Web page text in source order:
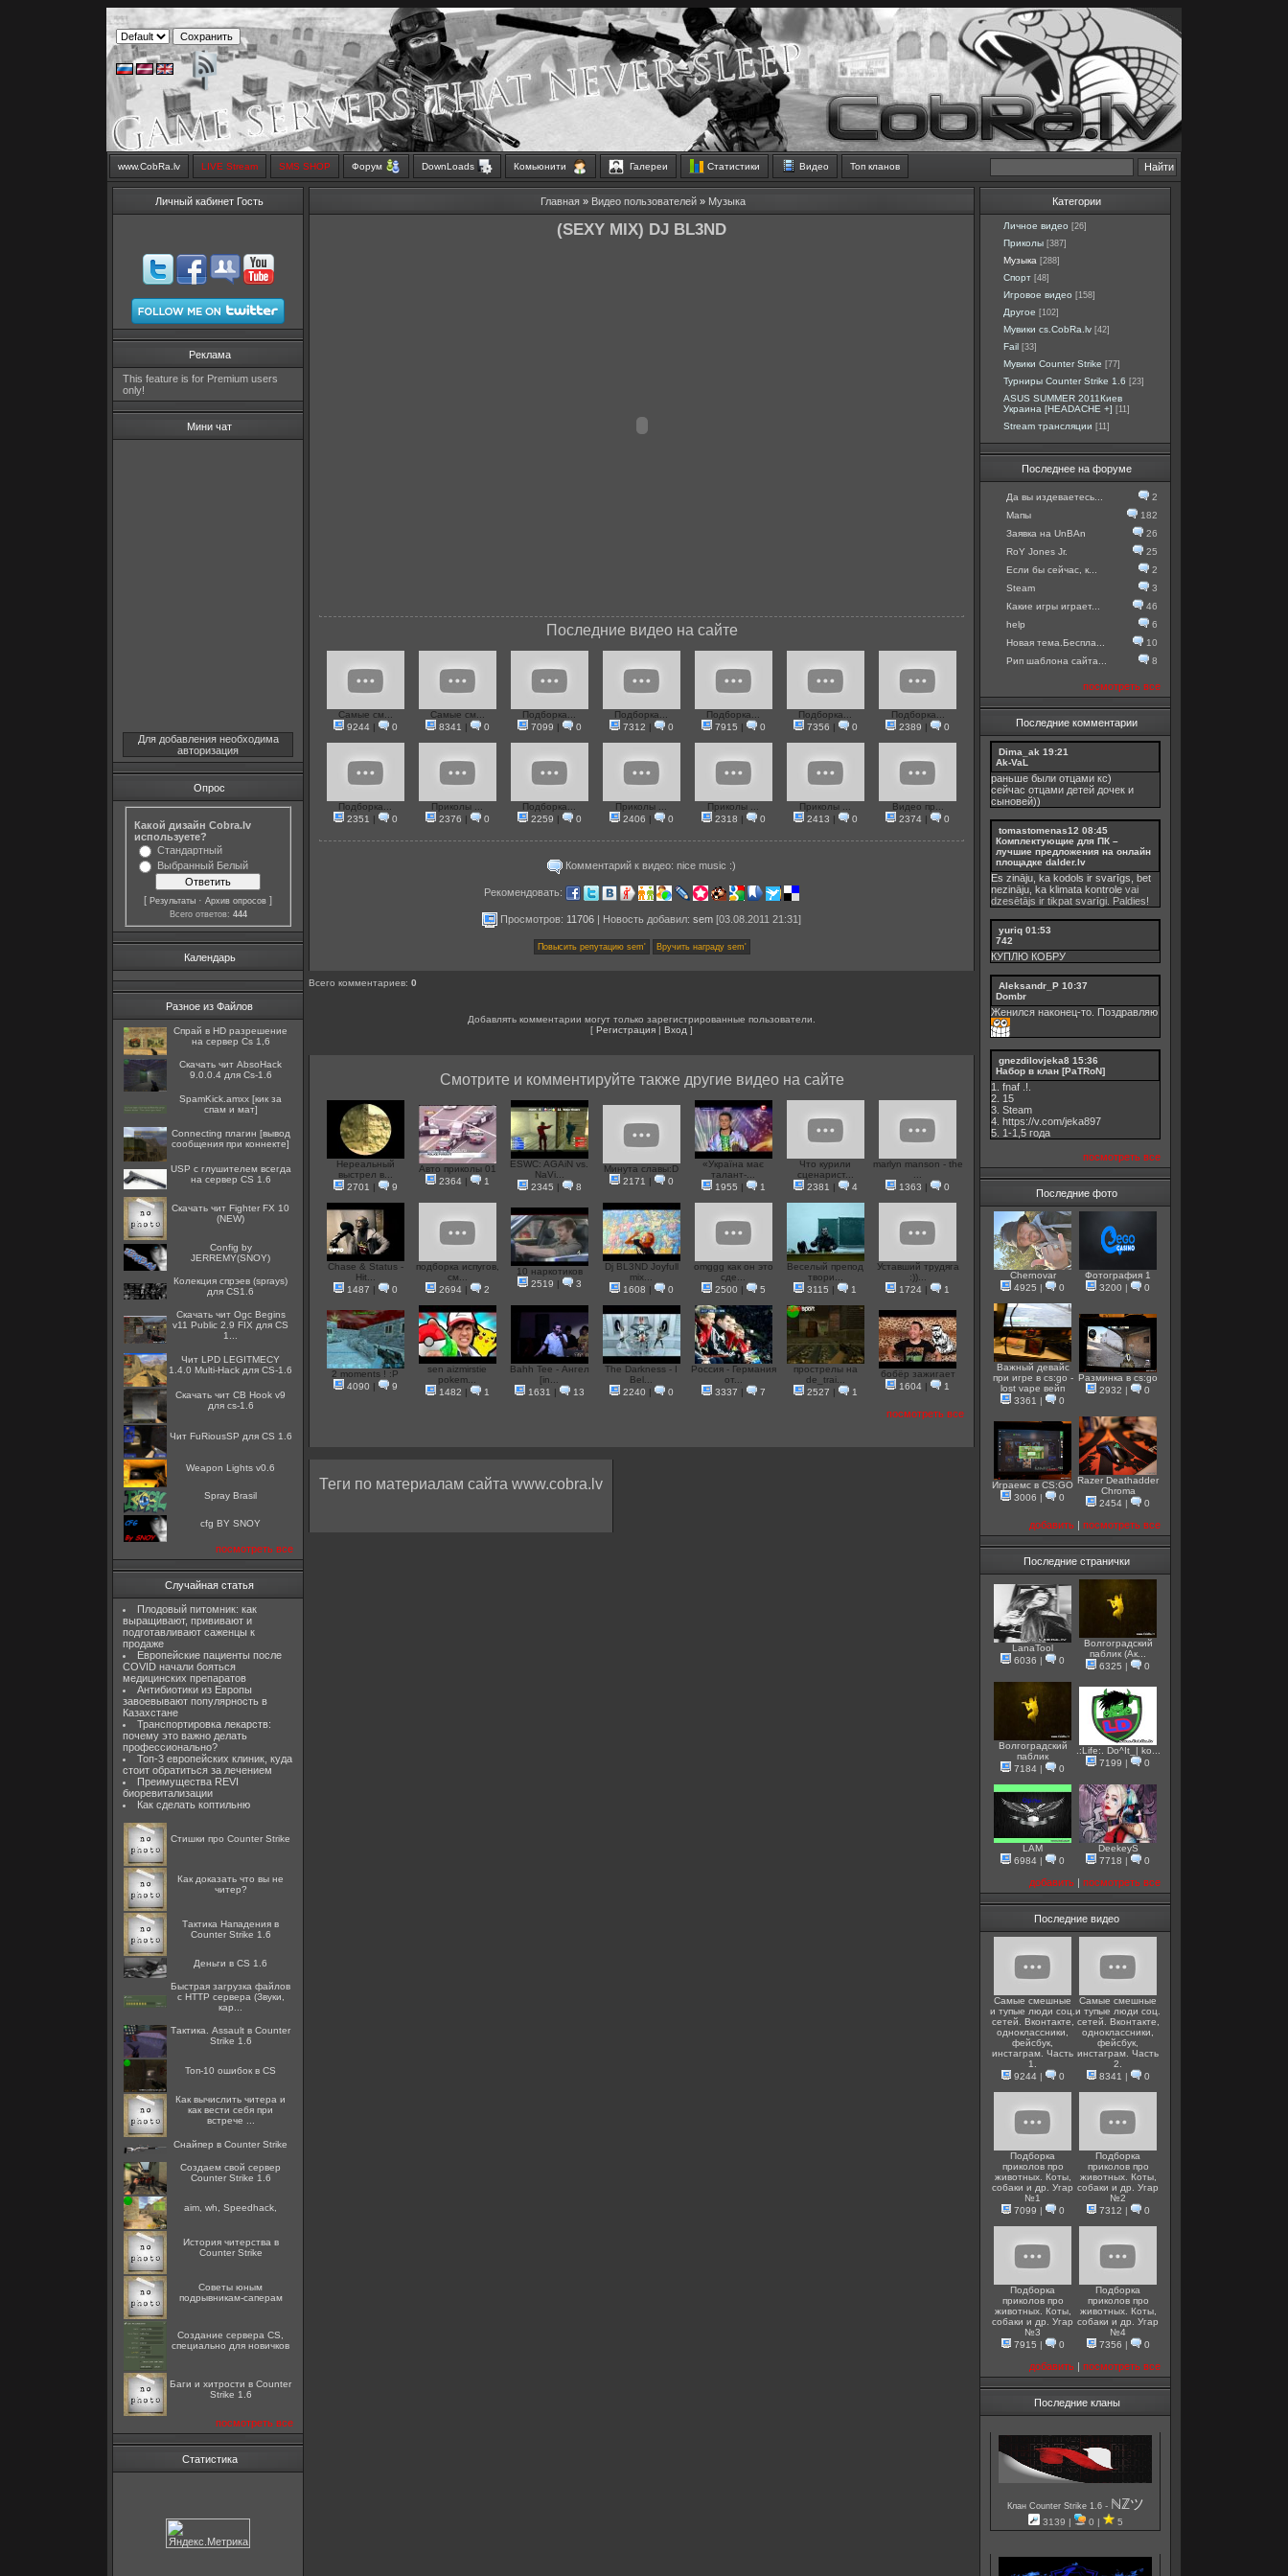
www.CobRa.lv LIVE Stream SMS SHOP Форум DownLoads Комьюнити Галереи Статистики Видео Топ кланов
Личный кабинет Гость
Реклама
This feature is for Premium users
only!
Мини чат
Для добавления необходима
авторизация
Опрос
Какой дизайн Cobra.lv
используете?
Стандартный
Выбранный Белый
[ Результаты · Архив опросов ]
Всего ответов: 444
Календарь
Разное из Файлов
Спрай в HD разрешение
на сервер Cs 1,6
Скачать чит AbsoHack
9.0.0.4 для Cs-1.6
SpamKick.amxx [кик за
спам и мат]
Connecting плагин [вывод
сообщения при коннекте]
USP с глушителем всегда
на сервер CS 1.6
Скачать чит Fighter FX 10
(NEW)
Config by
JERREMY(SNOY)
Колекция спрэев (sprays)
для CS1.6
Скачать чит Ogc Begins
v11 Public 2.9 FIX для CS
1...
Чит LPD LEGITMECY
1.4.0 Multi-Hack для CS-1.6
Скачать чит CB Hook v9
для cs-1.6
Чит FuRiousSP для CS 1.6
Weapon Lights v0.6
Spray Brasil
cfg BY SNOY
посмотреть все
Случайная статья
Плодовый питомник: как
выращивают, прививают и
подготавливают саженцы к
продаже
Европейские пациенты после
COVID начали бояться
медицинских препаратов
Антибиотики из Европы
завоевывают популярность в
Казахстане
Транспортировка лекарств:
почему это важно делать
профессионально?
Топ-3 европейских клиник, куда
стоит обратиться за лечением
Преимущества REVI
биоревитализации
Как сделать коптильню
Стишки про Counter Strike
Как доказать что вы не
читер?
Тактика Нападения в
Counter Strike 1.6
Деньги в CS 1.6
Быстрая загрузка файлов
с HTTP сервера (Звуки,
кар...
Тактика. Assault в Counter
Strike 1.6
Топ-10 ошибок в CS
Как вычислить читера и
как вести себя при
встрече ...
Снайпер в Counter Strike
Создаем свой сервер
Counter Strike 1.6
aim, wh, Speedhack,
История читерства в
Counter Strike
Советы юным
подрывникам-саперам
Создание сервера CS,
специально для новичков
Баги и хитрости в Counter
Strike 1.6
посмотреть все
Статистика
Главная » Видео пользователей » Музыка
(SEXY MIX) DJ BL3ND
Последние видео на сайте
Самые см...
9244| 0
Самые см...
8341 | 0
Подборка...
7099 | 0
Подборка...
7312 | 0
Подборка...
7915 | 0
Подборка...
7356 | 0
Подборка...
2389 | 0
Подборка...
2351 | 0
Приколы ...
2376 | 0
Подборка...
2259 | 0
Приколы ...
2406 | 0
Приколы ...
2318 | 0
Приколы ...
2413 | 0
Видео пр...
2374 | 0
Комментарий к видео: nice music :)
Рекомендовать:
Просмотров: 11706 | Новость добавил: sem [03.08.2011 21:31]
Всего комментариев: 0
Добавлять комментарии могут только зарегистрированные пользователи.
[ Регистрация | Вход ]
Смотрите и комментируйте также другие видео на сайте
Нереальный
выстрел в...
2701 | 9
Авто приколы 01
2364| 1
ESWC: AGAiN vs.
NaVi...
2345 | 8
Минута славы:D
2171 | 0
«Україна має
талант-...
1955 | 1
Что курили
сценарист...
2381 | 4
marlyn manson - the
1363 | 0
Chase & Status -
Hit...
1487 | 0
подборка испугов,
см...
2694| 2
10 наркотиков
2519 | 3
Dj BL3ND Joyfull
mix...
1608 | 0
omggg как он это
сде...
2500 | 5
Веселый препод
твори...
3115 | 1
Уставший трудяга
:))...
1724 | 1
2 moments ! :P
4090 | 9
sen aizmirstie
pokem...
1482 | 1
Bahh Tee - Ангел
[in...
1631 | 13
The Darkness - I
Bel...
2240 | 0
Россия - Германия
от...
3337 | 7
прострелы на
de_trai...
2527 | 1
бобёр зажигает
1604 | 1
посмотреть все
Теги по материалам сайта www.cobra.lv
Категории
Личное видео [26]
Приколы [387]
Музыка [288]
Спорт [48]
Игровое видео [158]
Другое [102]
Мувики cs.CobRa.lv [42]
Fail [33]
Мувики Counter Strike [77]
Турниры Counter Strike 1.6 [23]
ASUS SUMMER 2011Киев
Украина [HEADACHE +] [11]
Stream трансляции [11]
Последнее на форуме
Да вы издеваетесь...
2
Мапы
182
Заявка на UnBAn
26
RoY Jones Jr.
25
Если бы сейчас, к...
2
Steam
3
Какие игры играет...
46
help
6
Новая тема.Беспла...
10
Рип шаблона сайта...
8
посмотреть все
Последние комментарии
Dima_ak 19:21
Ak-VaL
раньше были отцами кс)
сейчас отцами детей дочек и
сыновей))
tomastomenas12 08:45
Комплектующие для ПК –
лучшие предложения на онлайн
площадке dalder.lv
Es zināju, ka kodols ir svarīgs, bet
nezināju, ka klimata kontrole vai
dzesētājs ir tikpat svarīgi. Paldies!
yuriq 01:53
742
КУПЛЮ КОБРУ
Aleksandr_P 10:37
Dombr
Женился наконец-то. Поздравляю
gnezdilovjeka8 15:36
Набор в клан [PaTRoN]
1. fnaf .!.
2. 15
3. Steam
4. https://v.com/jeka897
5. 1-1,5 годa
посмотреть все
Последние фото
Chernovar
4925 | 0
Фотография 1
3200 | 0
Важный девайс
при игре в cs:go -
lost vape вейп
3361 | 0
Разминка в cs:go
2932 | 0
Играемс в CS:GO
3006 | 0
Razer Deathadder
Chroma
2454 | 0
добавить | посмотреть все
Последние странички
LanaTool
6036 | 0
Волгоградский
паблик (Ак...
6325 | 0
Волгоградский
паблик
7184 | 0
.:Life:. Do^It_| ko...
7199 | 0
LAM
6984 | 0
DeekeyS
7718 | 0
добавить | посмотреть все
Последние видео
Самые смешные
и тупые люди соц.
сетей. Вконтакте,
одноклассники,
фейсбук,
инстаграм. Часть
1.
9244| 0
Самые смешные
и тупые люди соц.
сетей. Вконтакте,
одноклассники,
фейсбук,
инстаграм. Часть
2.
8341 | 0
Подборка
приколов про
животных. Коты,
собаки и др. Угар
№1
7099 | 0
Подборка
приколов про
животных. Коты,
собаки и др. Угар
№2
7312 | 0
Подборка
приколов про
животных. Коты,
собаки и др. Угар
№3
7915 | 0
Подборка
приколов про
животных. Коты,
собаки и др. Угар
№4
7356 | 0
добавить | посмотреть все
Последние кланы
Клан Counter Strike 1.6 - ℕℤツ
3139 | 0 | 5